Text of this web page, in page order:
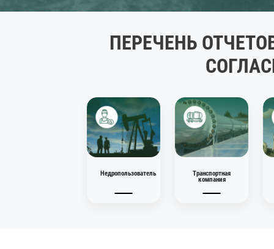
Объявление для
недропользователям
оцифровку контрактных,
быть представлены в
.xls/.xlsx)
29.12.2025
ПЕРЕЧЕНЬ
Недропользователь Транспортная
компания